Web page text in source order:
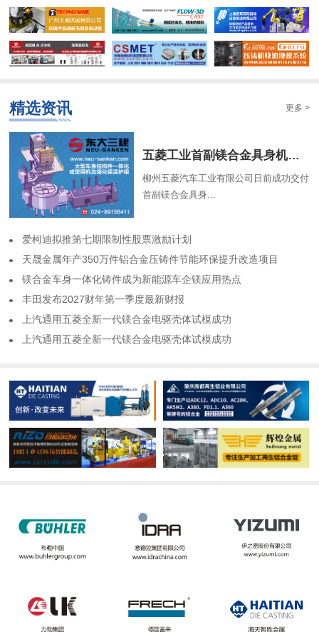
精选资讯 更多 >
​五菱工业首副镁合金具身机器人骨架成功交付
柳州五菱汽车工业有限公司日前成功交付
首副镁合金具身...
​爱柯迪拟推第七期限制性股票激励计划
​天晟金属年产350万件铝合金压铸件节能环保提升改造项目
​镁合金车身一体化铸件成为新能源车企镁应用热点
​丰田发布2027财年第一季度最新财报
​上汽通用五菱全新一代镁合金电驱壳体试模成功
​上汽通用五菱全新一代镁合金电驱壳体试模成功